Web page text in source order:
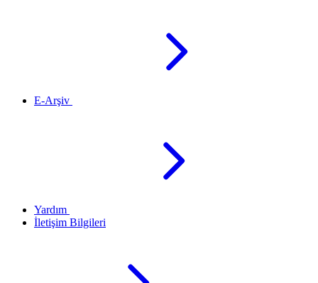
E-Arşiv
Yardım
İletişim Bilgileri